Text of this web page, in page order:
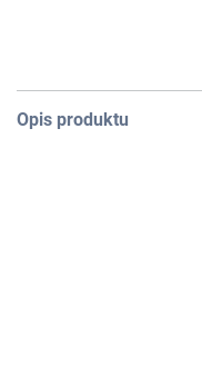
Opis produktu